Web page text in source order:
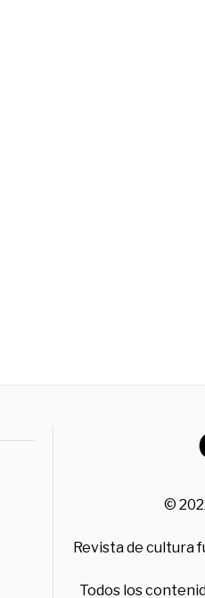
©
Revista de cultura
Todos los